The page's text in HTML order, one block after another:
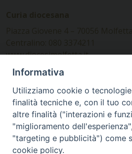
www.diocesimolfetta.it –
Ufficio Comunicazioni sociali
Piazza Giovene 4 – 70056
Informativa
Utilizziamo cookie o
finalità tecniche e, con il tuo
altre finalità ("interazioni e
"miglioramento
"targeting e pubblicità") come
cookie policy.